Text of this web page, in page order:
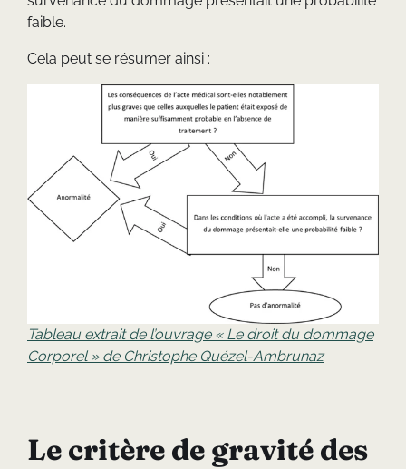
faible.
Cela peut se résumer ainsi :
Tableau extrait de l’ouvrage « Le droit du dommage
Corporel » de Christophe Quézel-Ambrunaz
Le critère de gravité des